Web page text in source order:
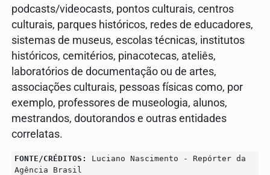
podcasts/videocasts, pontos culturais, centros
culturais, parques históricos, redes de educadores,
sistemas de museus, escolas técnicas, institutos
históricos, cemitérios, pinacotecas, ateliês,
laboratórios de documentação ou de artes,
associações culturais, pessoas físicas como, por
exemplo, professores de museologia, alunos,
mestrandos, doutorandos e outras entidades
correlatas.
FONTE/CRÉDITOS:
Luciano Nascimento - Repórter da
Agência Brasil